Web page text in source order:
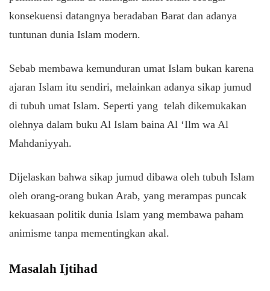
konsekuensi datangnya beradaban Barat dan adanya
tuntunan dunia Islam modern.
Sebab membawa kemunduran umat Islam bukan karena
ajaran Islam itu sendiri, melainkan adanya sikap jumud
di tubuh umat Islam. Seperti yang telah dikemukakan
olehnya dalam buku Al Islam baina Al ‘Ilm wa Al
Mahdaniyyah.
Dijelaskan bahwa sikap jumud dibawa oleh tubuh Islam
oleh orang-orang bukan Arab, yang merampas puncak
kekuasaan politik dunia Islam yang membawa paham
animisme tanpa mementingkan akal.
Masalah Ijtihad